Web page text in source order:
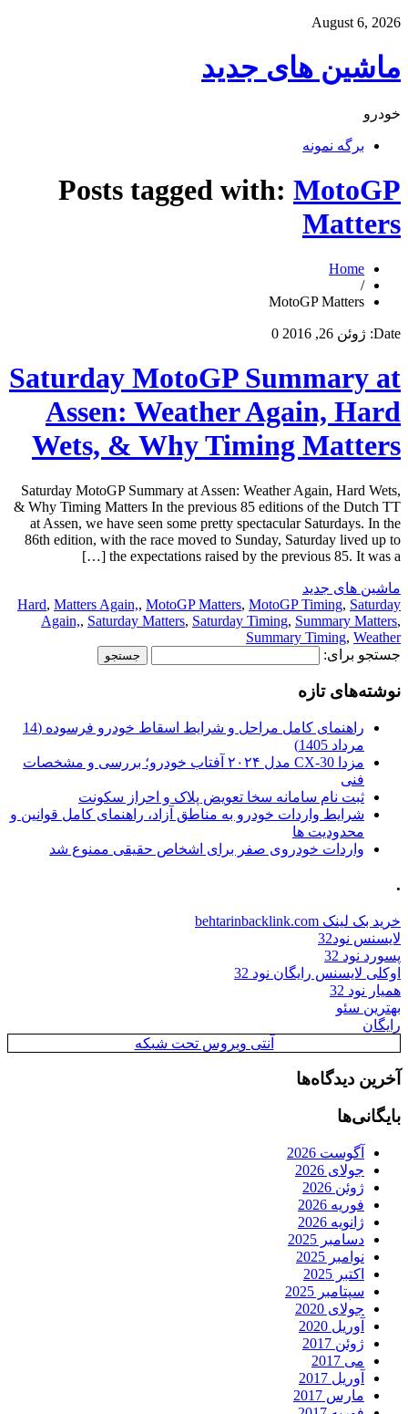
August 6, 2026
ماشین های جدید
خودرو
برگه نمونه
Posts tagged with: MotoGP
Matters
Home
/
MotoGP Matters
Date: ژوئن 26, 2016 0
Saturday MotoGP Summary at
Assen: Weather Again, Hard
Wets, & Why Timing Matters
Saturday MotoGP Summary at Assen: Weather Again, Hard Wets,
& Why Timing Matters In the previous 85 editions of the Dutch TT
at Assen, we have seen some pretty spectacular Saturdays. In the
86th edition, with the race moved to Sunday, Saturday lived up to
the expectations raised by the previous 85. It was a […]
ماشین های جدید
Hard, Matters Again,, MotoGP Matters, MotoGP Timing, Saturday
Again,, Saturday Matters, Saturday Timing, Summary Matters,
Summary Timing, Weather
جستجو برای:
نوشته‌های تازه
راهنمای کامل مراحل و شرایط اسقاط خودرو فرسوده (14
مرداد 1405)
مزدا CX-30 مدل ۲۰۲۴ آفتاب خودرو؛ بررسی و مشخصات
فنی
ثبت نام سامانه سخا تعویض پلاک و احراز سکونت
شرایط واردات خودرو به مناطق آزاد، راهنمای کامل قوانین و
محدودیت ها
واردات خودروی صفر برای اشخاص حقیقی ممنوع شد
.
خرید بک لینک behtarinbacklink.com
لایسنس نود32
پسورد نود 32
اوکلی لایسنس رایگان نود 32
همیار نود 32
بهترین سئو
رایگان
آنتی ویروس تحت شبکه
آخرین دیدگاه‌ها
بایگانی‌ها
آگوست 2026
جولای 2026
ژوئن 2026
فوریه 2026
ژانویه 2026
دسامبر 2025
نوامبر 2025
اکتبر 2025
سپتامبر 2025
جولای 2020
آوریل 2020
ژوئن 2017
می 2017
آوریل 2017
مارس 2017